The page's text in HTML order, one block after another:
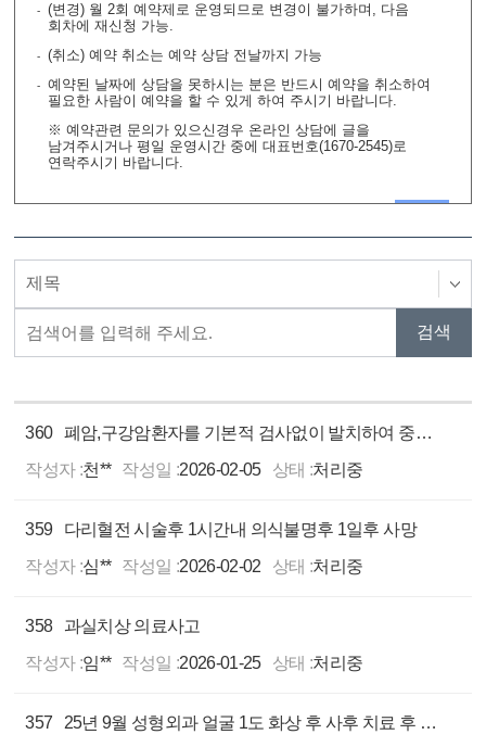
(변경) 월 2회 예약제로 운영되므로 변경이 불가하며, 다음
회차에 재신청 가능.
(취소) 예약 취소는 예약 상담 전날까지 가능
예약된 날짜에 상담을 못하시는 분은 반드시 예약을 취소하여
필요한 사람이 예약을 할 수 있게 하여 주시기 바랍니다.
※ 예약관련 문의가 있으신경우 온라인 상담에 글을
남겨주시거나 평일 운영시간 중에 대표번호(1670-2545)로
연락주시기 바랍니다.
360
폐암,구강암환자를 기본적 검사없이 발치하여 중환자실에 있습니다.
작성자 :천** 작성일 :2026-02-05 상태 :처리중
359
다리혈전 시술후 1시간내 의식불명후 1일후 사망
작성자 :심** 작성일 :2026-02-02 상태 :처리중
358
과실치상 의료사고
작성자 :임** 작성일 :2026-01-25 상태 :처리중
357
25년 9월 성형외과 얼굴 1도 화상 후 사후 치료 후 보상에 대해 논의 하자고 하여 거의 다 나은 후 26년 1월 추가 시술을 해주겠다며 금전적 보상안에 대한 거부하는 병원